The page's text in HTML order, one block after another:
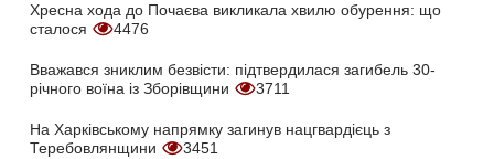
Хресна хода до Почаєва викликала хвилю обурення: що
сталося
4476
Вважався зниклим безвісти: підтвердилася загибель 30-
річного воїна із Зборівщини
3711
На Харківському напрямку загинув нацгвардієць з
Теребовлянщини
3451